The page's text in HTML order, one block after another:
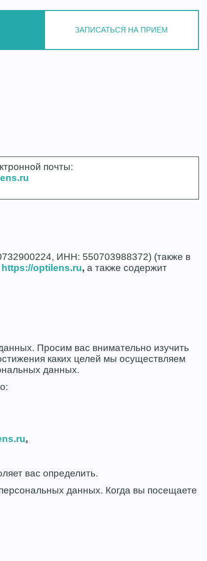
ЗАПИСАТЬСЯ НА ПРИЕМ
почты:
ИНН: 550703988372) (также в
https://optilens.ru, а также содержит
Просим вас внимательно изучить
каких целей мы осуществляем
данных.
.
вас определить.
данных. Когда вы посещаете